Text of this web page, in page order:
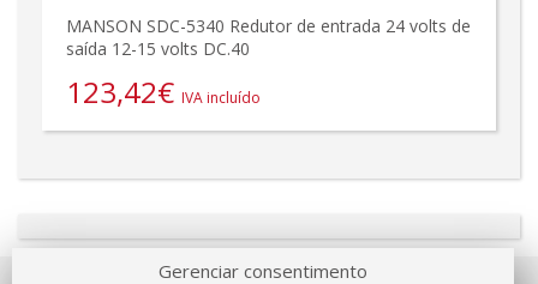
MANSON SDC-5340 Redutor de entrada 24 volts de
saída 12-15 volts DC.40
123,42€ IVA incluído
Gerenciar consentimento